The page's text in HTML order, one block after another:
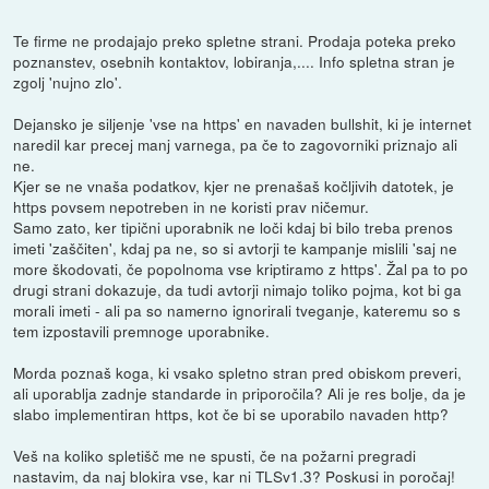
Te firme ne prodajajo preko spletne strani. Prodaja poteka preko
poznanstev, osebnih kontaktov, lobiranja,.... Info spletna stran je
zgolj 'nujno zlo'.
Dejansko je siljenje 'vse na https' en navaden bullshit, ki je internet
naredil kar precej manj varnega, pa če to zagovorniki priznajo ali
ne.
Kjer se ne vnaša podatkov, kjer ne prenašaš kočljivih datotek, je
https povsem nepotreben in ne koristi prav ničemur.
Samo zato, ker tipični uporabnik ne loči kdaj bi bilo treba prenos
imeti 'zaščiten', kdaj pa ne, so si avtorji te kampanje mislili 'saj ne
more škodovati, če popolnoma vse kriptiramo z https'. Žal pa to po
drugi strani dokazuje, da tudi avtorji nimajo toliko pojma, kot bi ga
morali imeti - ali pa so namerno ignorirali tveganje, kateremu so s
tem izpostavili premnoge uporabnike.
Morda poznaš koga, ki vsako spletno stran pred obiskom preveri,
ali uporablja zadnje standarde in priporočila? Ali je res bolje, da je
slabo implementiran https, kot če bi se uporabilo navaden http?
Veš na koliko spletišč me ne spusti, če na požarni pregradi
nastavim, da naj blokira vse, kar ni TLSv1.3? Poskusi in poročaj!